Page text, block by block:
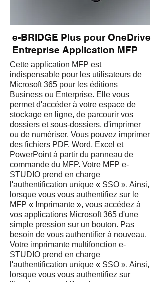
e-BRIDGE Plus pour OneDrive
Entreprise Application MFP
Cette application MFP est
indispensable pour les utilisateurs de
Microsoft 365 pour les éditions
Business ou Enterprise. Elle vous
permet d'accéder à votre espace de
stockage en ligne, de parcourir vos
dossiers et sous-dossiers, d'imprimer
ou de numériser. Vous pouvez imprimer
des fichiers PDF, Word, Excel et
PowerPoint à partir du panneau de
commande du MFP. Votre MFP e-
STUDIO prend en charge
l'authentification unique « SSO ». Ainsi,
lorsque vous vous authentifiez sur le
MFP « Imprimante », vous accédez à
vos applications Microsoft 365 d'une
simple pression sur un bouton. Pas
besoin de vous authentifier à nouveau.
Votre imprimante multifonction e-
STUDIO prend en charge
l'authentification unique « SSO ». Ainsi,
lorsque vous vous authentifiez sur